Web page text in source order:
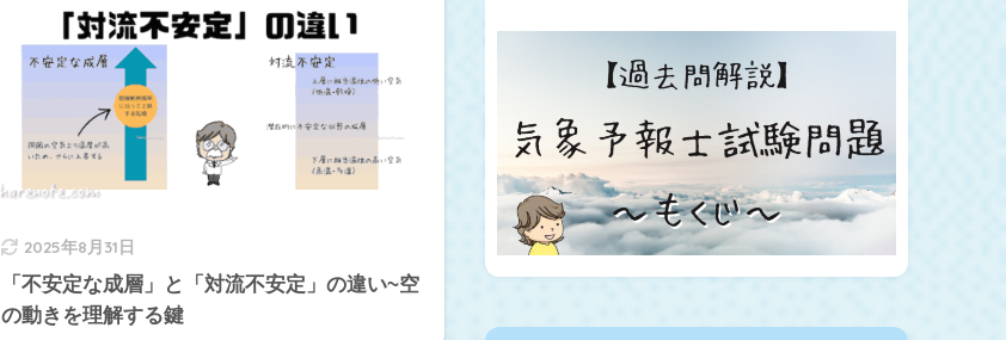
2025年8月31日
「不安定な成層」と「対流不安定」の違い~空
の動きを理解する鍵